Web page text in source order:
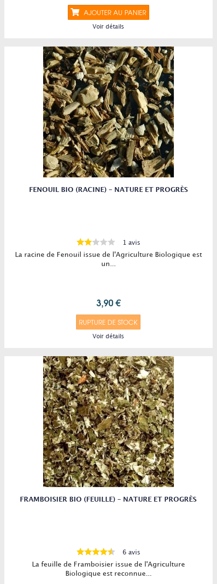
AJOUTER AU PANIER
Voir détails
FENOUIL BIO (RACINE) - NATURE ET PROGRÈS
1 avis
La racine de Fenouil issue de l'Agriculture Biologique est
un...
3,90 €
RUPTURE DE STOCK
Voir détails
FRAMBOISIER BIO (FEUILLE) - NATURE ET PROGRÈS
6 avis
La feuille de Framboisier issue de l'Agriculture
Biologique est reconnue...